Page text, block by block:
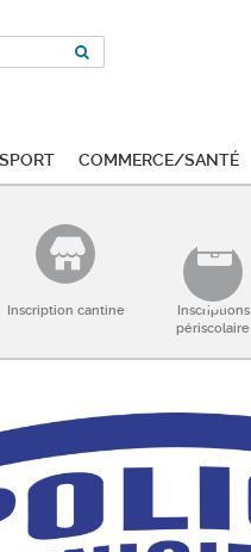
Commerce/Santé
Inscription cantine
Inscriptions
périscolaire